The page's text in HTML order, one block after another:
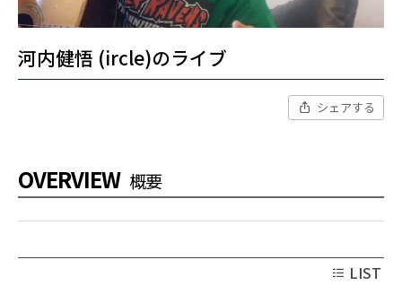
河内健悟 (ircle)のライブ
シェアする
OVERVIEW 概要
LIST